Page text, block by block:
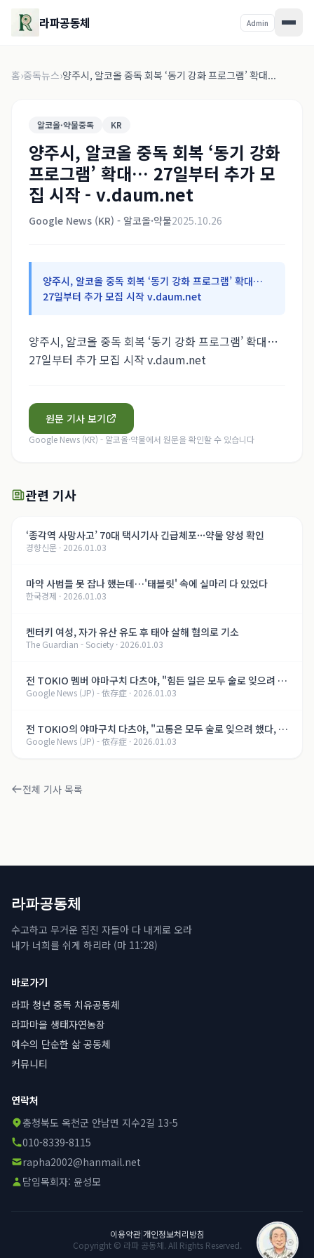
라파공동체 Admin
홈›중독뉴스›양주시, 알코올 중독 회복 ‘동기 강화 프로그램’ 확대...
알코올·약물중독 KR
양주시, 알코올 중독 회복 ‘동기 강화
프로그램’ 확대… 27일부터 추가 모
집 시작 - v.daum.net
Google News (KR) - 알코올·약물2025.10.26
양주시, 알코올 중독 회복 ‘동기 강화 프로그램’ 확대…
27일부터 추가 모집 시작 v.daum.net
양주시, 알코올 중독 회복 ‘동기 강화 프로그램’ 확대…
27일부터 추가 모집 시작 v.daum.net
원문 기사 보기
Google News (KR) - 알코올·약물에서 원문을 확인할 수 있습니다
관련 기사
‘종각역 사망사고’ 70대 택시기사 긴급체포···약물 양성 확인
경향신문 · 2026.01.03
마약 사범들 못 잡나 했는데…'태블릿' 속에 실마리 다 있었다
한국경제 · 2026.01.03
켄터키 여성, 자가 유산 유도 후 태아 살해 혐의로 기소
The Guardian - Society · 2026.01.03
전 TOKIO 멤버 야마구치 다츠야, "힘든 일은 모두 술로 잊으려 했
다, 지금은..." 알코올 의존증 회복의 길【제8화】
Google News (JP) - 依存症 · 2026.01.03
전 TOKIO의 야마구치 다츠야, "고통은 모두 술로 잊으려 했다, 지
금은..." 알코올 의존증 회복의 여정【제8화】
Google News (JP) - 依存症 · 2026.01.03
전체 기사 목록
라파공동체
수고하고 무거운 짐진 자들아 다 내게로 오라
내가 너희를 쉬게 하리라 (마 11:28)
바로가기
라파 청년 중독 치유공동체
라파마을 생태자연농장
예수의 단순한 삶 공동체
커뮤니티
연락처
충청북도 옥천군 안남면 지수2길 13-5
010-8339-8115
rapha2002@hanmail.net
담임목회자: 윤성모
이용약관|개인정보처리방침
Copyright © 라파 공동체. All Rights Reserved.